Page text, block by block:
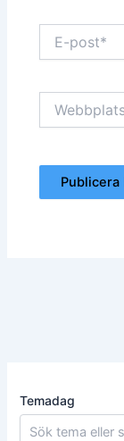
Temadag
post*